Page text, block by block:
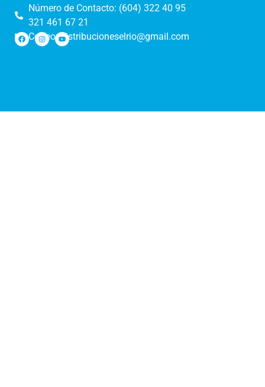
Número de Contacto: (604) 322 40 95
321 461 67 21
Correo: distribucioneselrio@gmail.com